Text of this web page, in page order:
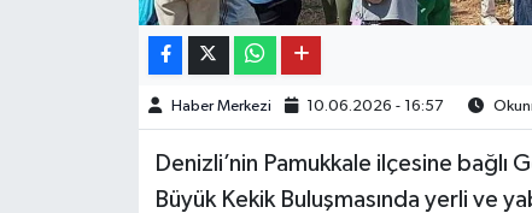
Haber Merkezi 10.06.2026 - 16:57
Denizli’nin Pamukkale ilçesine bağlı
Büyük Kekik Buluşmasında yerli ve